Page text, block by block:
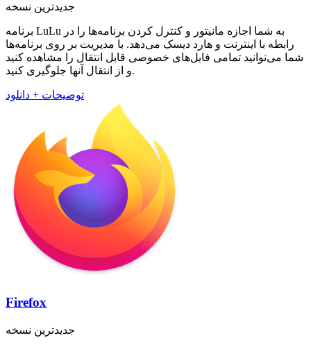
جدیدترین نسخه
برنامه LuLu به شما اجازه مانیتور و کنترل کردن برنامه‌ها را در
رابطه با اینترنت و هارد دیسک می‌دهد. با مدیریت بر روی برنامه‌ها
شما می‌توانید تمامی فایل‌های خصوصی قابل انتقال را مشاهده کنید
و از انتقال آنها جلوگیری کنید.
توضیحات + دانلود
Firefox
جدیدترین نسخه